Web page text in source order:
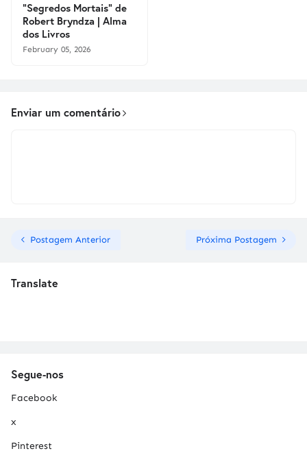
"Segredos Mortais" de
Robert Bryndza | Alma
dos Livros
February 05, 2026
Enviar um comentário
Postagem Anterior Próxima Postagem
Translate
Segue-nos
Facebook
x
Pinterest